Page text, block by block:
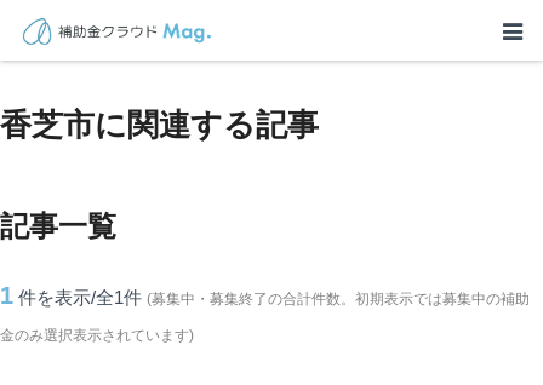
TOP > 補助金・助成金詳細>奈良県
香芝市に関連する記事
記事一覧
1 件を表示/全1件 (募集中・募集終了の合計件数。初期表示では募集中の補助
金のみ選択表示されています)